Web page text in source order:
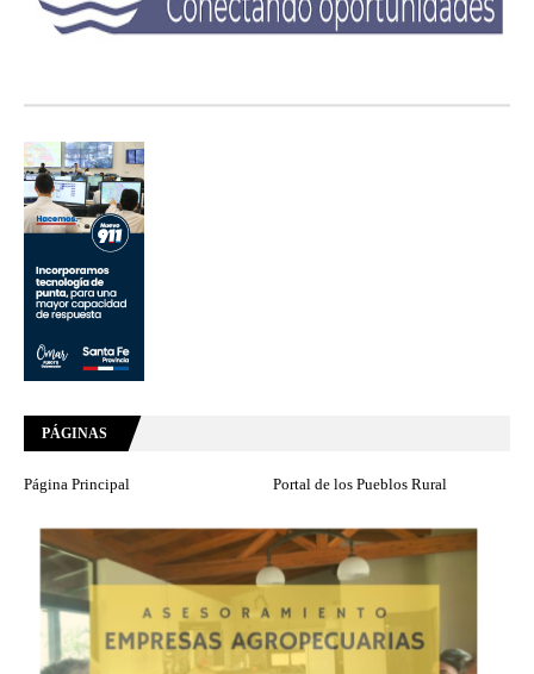
PÁGINAS
Página Principal Portal de los Pueblos Rural